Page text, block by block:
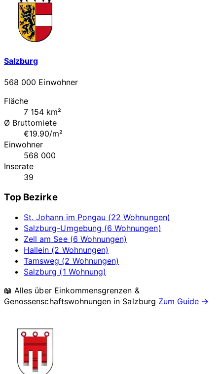
Salzburg
568 000 Einwohner
Fläche
7 154 km²
Ø Bruttomiete
€19.90/m²
Einwohner
568 000
Inserate
39
Top Bezirke
St. Johann im Pongau (22 Wohnungen)
Salzburg-Umgebung (6 Wohnungen)
Zell am See (6 Wohnungen)
Hallein (2 Wohnungen)
Tamsweg (2 Wohnungen)
Salzburg (1 Wohnung)
📖 Alles über Einkommensgrenzen &
Genossenschaftswohnungen in Salzburg Zum Guide →